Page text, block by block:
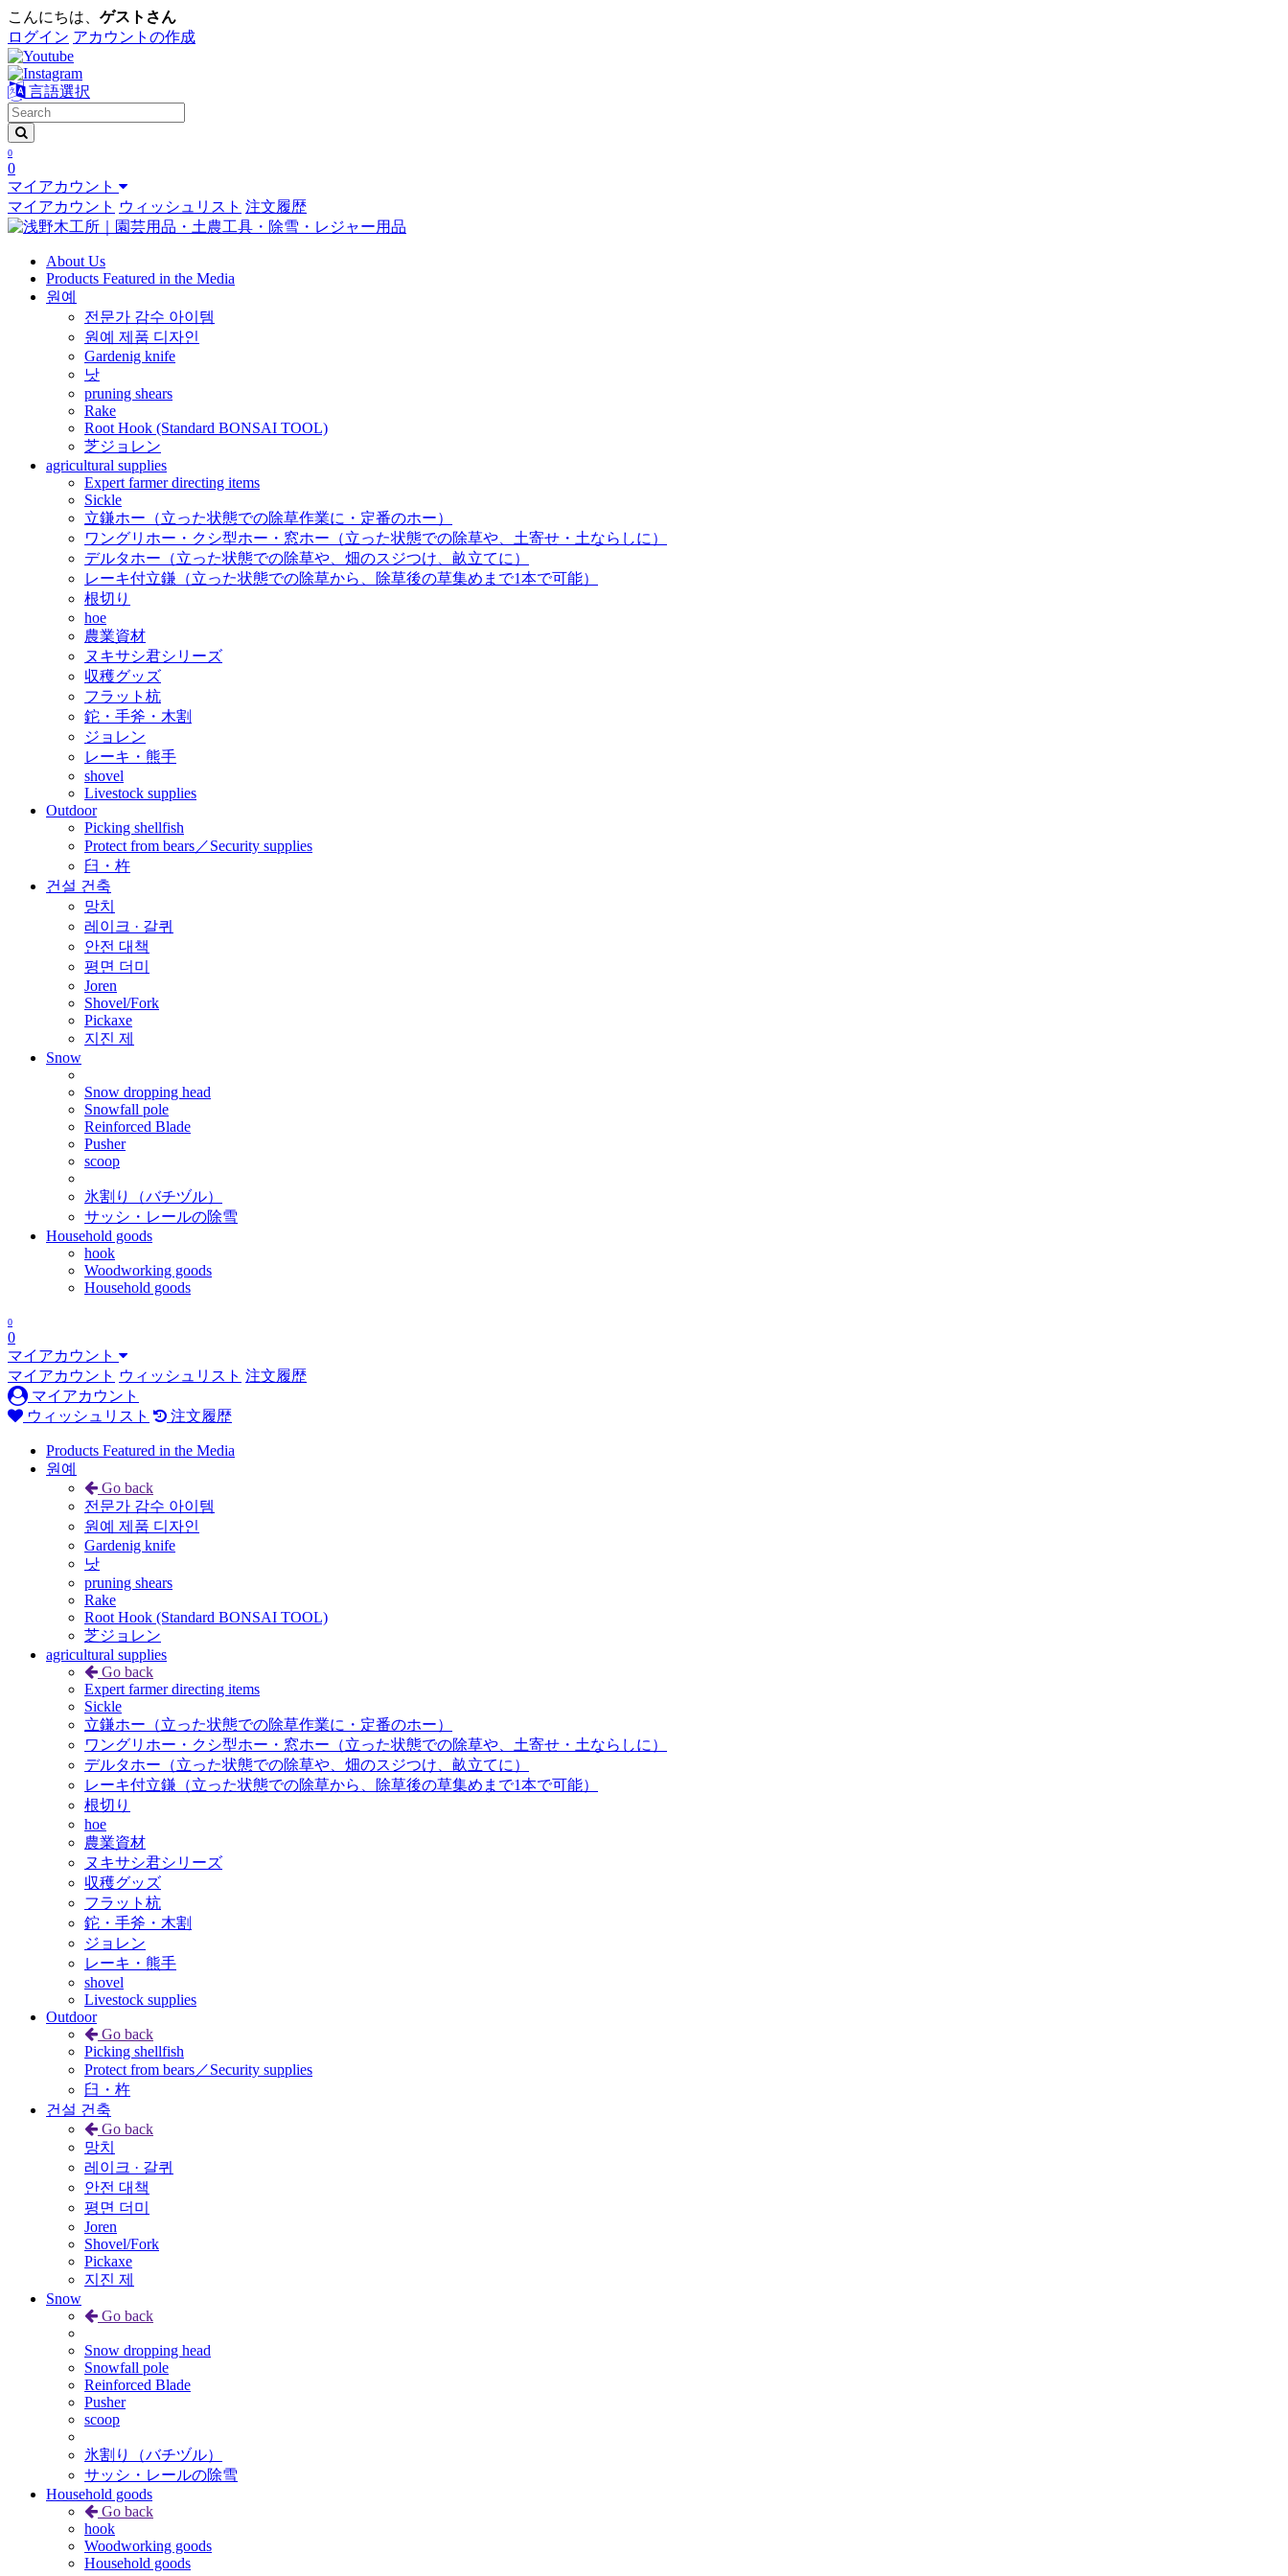
こんにちは、 ゲストさん
ログイン アカウントの作成
言語選択
0
0
マイアカウント
マイアカウント ウィッシュリスト 注文履歴
About Us
Products Featured in the Media
원예
전문가 감수 아이템
원예 제품 디자인
Gardenig knife
낫
pruning shears
Rake
Root Hook (Standard BONSAI TOOL)
芝ジョレン
agricultural supplies
Expert farmer directing items
Sickle
立鎌ホー（立った状態での除草作業に・定番のホー）
ワングリホー・クシ型ホー・窓ホー（立った状態での除草や、土寄せ・土ならしに）
デルタホー（立った状態での除草や、畑のスジつけ、畝立てに）
レーキ付立鎌（立った状態での除草から、除草後の草集めまで1本で可能）
根切り
hoe
農業資材
ヌキサシ君シリーズ
収穫グッズ
フラット杭
鉈・手斧・木割
ジョレン
レーキ・熊手
shovel
Livestock supplies
Outdoor
Picking shellfish
Protect from bears／Security supplies
臼・杵
건설 건축
망치
레이크 · 갈퀴
안전 대책
평면 더미
Joren
Shovel/Fork
Pickaxe
지진 제
Snow
Snow dropping head
Snowfall pole
Reinforced Blade
Pusher
scoop
氷割り（バチヅル）
サッシ・レールの除雪
Household goods
hook
Woodworking goods
Household goods
0
0
マイアカウント
マイアカウント ウィッシュリスト 注文履歴
マイアカウント
ウィッシュリスト
注文履歴
Products Featured in the Media
원예
Go back
전문가 감수 아이템
원예 제품 디자인
Gardenig knife
낫
pruning shears
Rake
Root Hook (Standard BONSAI TOOL)
芝ジョレン
agricultural supplies
Go back
Expert farmer directing items
Sickle
立鎌ホー（立った状態での除草作業に・定番のホー）
ワングリホー・クシ型ホー・窓ホー（立った状態での除草や、土寄せ・土ならしに）
デルタホー（立った状態での除草や、畑のスジつけ、畝立てに）
レーキ付立鎌（立った状態での除草から、除草後の草集めまで1本で可能）
根切り
hoe
農業資材
ヌキサシ君シリーズ
収穫グッズ
フラット杭
鉈・手斧・木割
ジョレン
レーキ・熊手
shovel
Livestock supplies
Outdoor
Go back
Picking shellfish
Protect from bears／Security supplies
臼・杵
건설 건축
Go back
망치
레이크 · 갈퀴
안전 대책
평면 더미
Joren
Shovel/Fork
Pickaxe
지진 제
Snow
Go back
Snow dropping head
Snowfall pole
Reinforced Blade
Pusher
scoop
氷割り（バチヅル）
サッシ・レールの除雪
Household goods
Go back
hook
Woodworking goods
Household goods